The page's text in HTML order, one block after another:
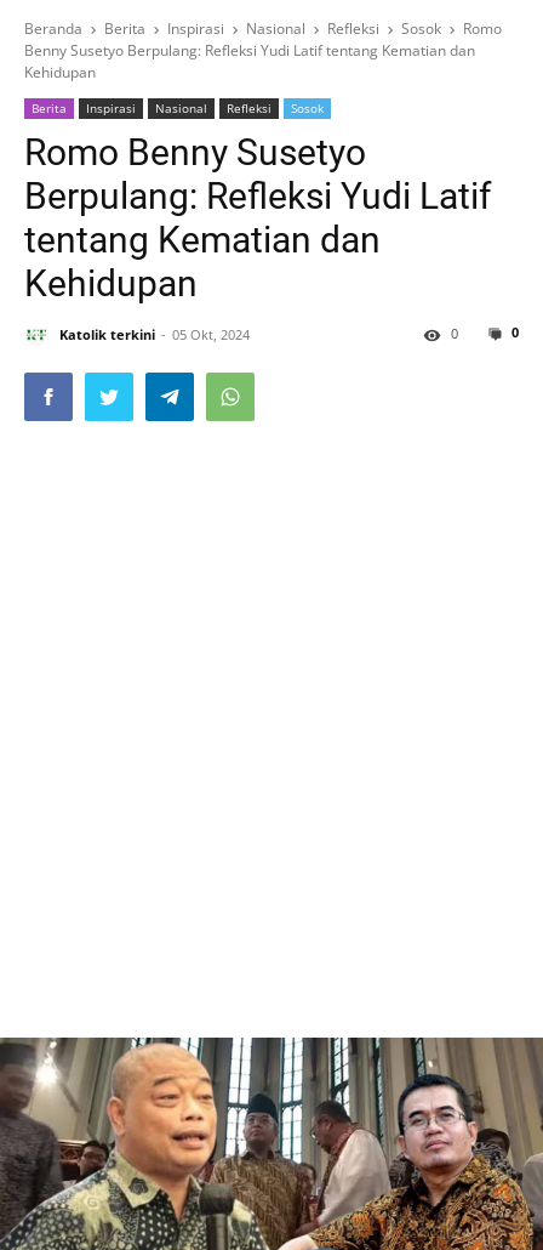
Beranda Berita Inspirasi Nasional Refleksi Sosok
Romo
Benny Susetyo Berpulang: Refleksi Yudi Latif tentang Kematian dan
Kehidupan
Berita Inspirasi Nasional Refleksi Sosok
Romo Benny Susetyo
Berpulang: Refleksi Yudi Latif
tentang Kematian dan
Kehidupan
Katolik terkini 05 Okt, 2024 0
0